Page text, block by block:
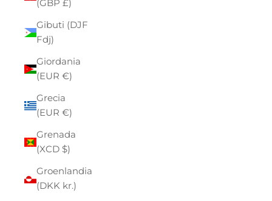
(GBP £)
Gibuti (DJF
Fdj)
Giordania
(EUR €)
Grecia
(EUR €)
Grenada
(XCD $)
Groenlandia
(DKK kr.)